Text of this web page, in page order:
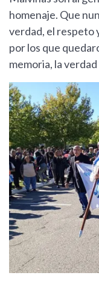
homenaje. Que
verdad, el respeto
por los que
memoria, la